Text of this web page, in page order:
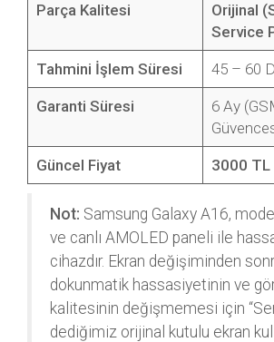
Parça Kalitesi
Orijinal
Service
Tahmini İşlem Süresi 45 – 60
Garanti Süresi
6 Ay
Güncel Fiyat 3000 TL
Not: Samsung Galaxy A16,
ve canlı AMOLED paneli ile
cihazdır. Ekran değişiminden
dokunmatik hassasiyetinin ve
kalitesinin değişmemesi için
dediğimiz orijinal kutulu ekran